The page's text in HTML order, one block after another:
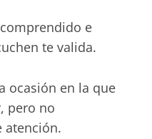
e
te valida.
ocasión en la que
pero no
atención.